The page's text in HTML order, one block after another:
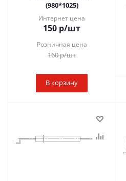
(980*1025)
Интернет цена
150 р/шт
Розничная цена
160р/шт
В корзину